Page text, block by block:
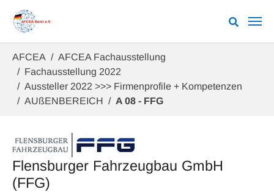
AFCEA
AFCEA Fachausstellung
Fachausstellung 2022
Aussteller 2022 >>> Firmenprofile + Kompetenzen
AUßENBEREICH
A 08 - FFG
Flensburger Fahrzeugbau GmbH
(FFG)